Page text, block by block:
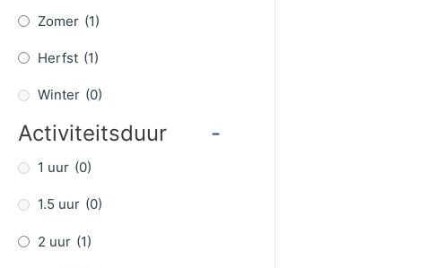
Zomer (1)
Herfst (1)
Winter (0)
Activiteitsduur -
1 uur (0)
1.5 uur (0)
2 uur (1)